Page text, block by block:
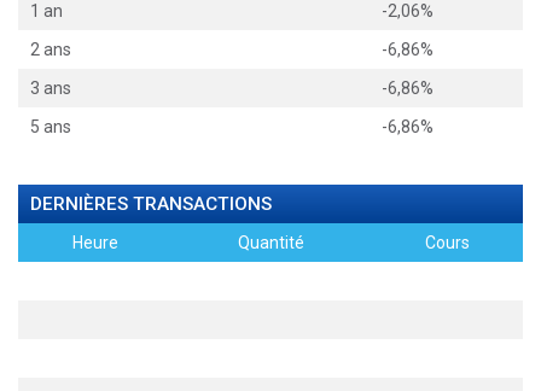
1 an
-2,06%
2 ans
-6,86%
3 ans
-6,86%
5 ans
-6,86%
DERNIÈRES TRANSACTIONS
Heure Quantité Cours